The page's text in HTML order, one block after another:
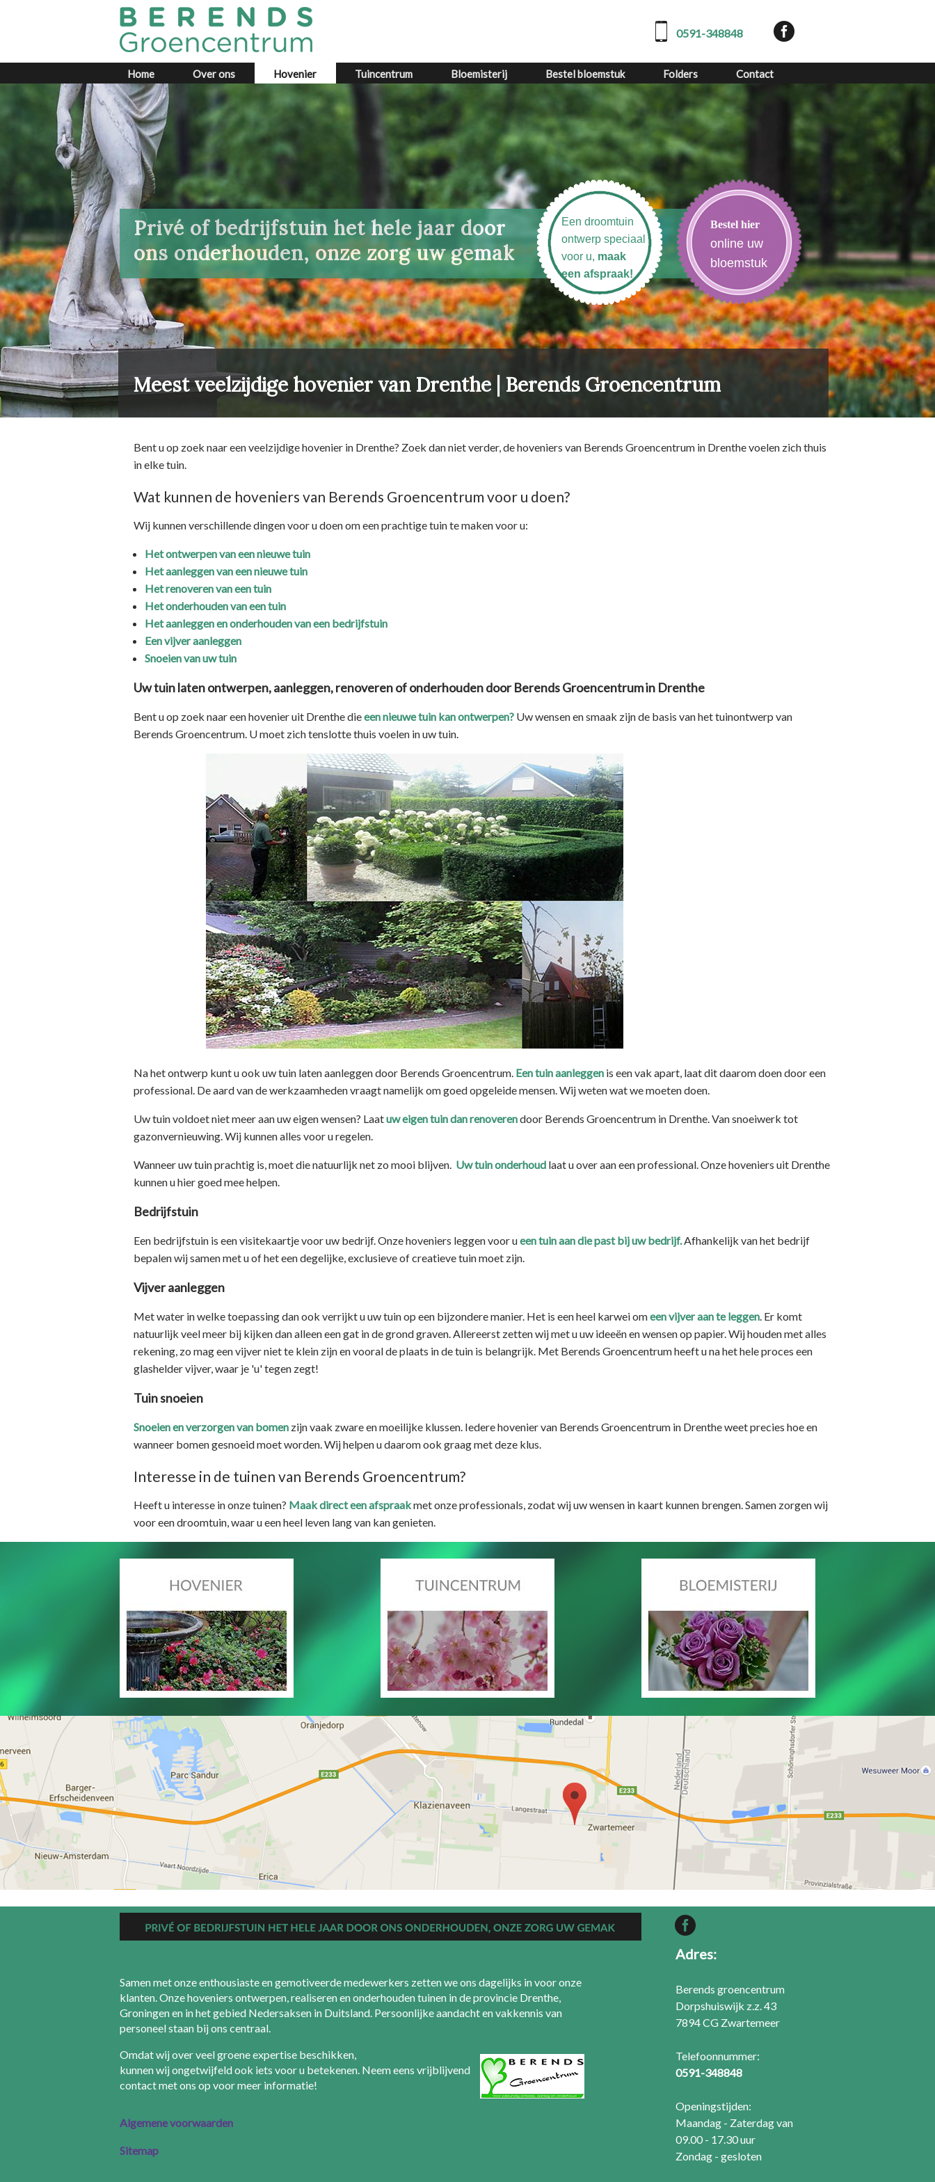
Home Over ons Hovenier Tuincentrum Bloemisterij Bestel bloemstuk Folders Contact
Meest veelzijdige hovenier van Drenthe | Berends Groencentrum
Bent u op zoek naar een veelzijdige hovenier in Drenthe? Zoek dan niet verder, de hoveniers van Berends Groencentrum in Drenthe voelen zich thuis
in elke tuin.
Wat kunnen de hoveniers van Berends Groencentrum voor u doen?
Wij kunnen verschillende dingen voor u doen om een prachtige tuin te maken voor u:
Het ontwerpen van een nieuwe tuin
Het aanleggen van een nieuwe tuin
Het renoveren van een tuin
Het onderhouden van een tuin
Het aanleggen en onderhouden van een bedrijfstuin
Een vijver aanleggen
Snoeien van uw tuin
Uw tuin laten ontwerpen, aanleggen, renoveren of onderhouden door Berends Groencentrum in Drenthe
Bent u op zoek naar een hovenier uit Drenthe dieeen nieuwe tuin kan ontwerpen? Uw wensen en smaak zijn de basis van het tuinontwerp van
Berends Groencentrum. U moet zich tenslotte thuis voelen in uw tuin.
Na het ontwerp kunt u ook uw tuin laten aanleggen door Berends Groencentrum. Een tuin aanleggen is een vak apart, laat dit daarom doen door een
professional. De aard van de werkzaamheden vraagt namelijk om goed opgeleide mensen. Wij weten wat we moeten doen.
Uw tuin voldoet niet meer aan uw eigen wensen? Laatuw eigen tuin dan renoverendoor Berends Groencentrum in Drenthe. Van snoeiwerk tot
gazonvernieuwing. Wij kunnen alles voor u regelen.
Wanneer uw tuin prachtig is, moet die natuurlijk net zo mooi blijven. Uw tuin onderhoud laat u over aan een professional. Onze hoveniers uit Drenthe
kunnen u hier goed mee helpen.
Bedrijfstuin
Een bedrijfstuin is een visitekaartje voor uw bedrijf. Onze hoveniers leggen voor ueen tuin aan die past bij uw bedrijf.Afhankelijk van het bedrijf
bepalen wij samen met u of het een degelijke, exclusieve of creatieve tuin moet zijn.
Vijver aanleggen
Met water in welke toepassing dan ook verrijkt u uw tuin op een bijzondere manier. Het is een heel karwei omeen vijver aan te leggen. Er komt
natuurlijk veel meer bij kijken dan alleen een gat in de grond graven. Allereerst zetten wij met u uw ideeën en wensen op papier. Wij houden met alles
rekening, zo mag een vijver niet te klein zijn en vooral de plaats in de tuin is belangrijk. Met Berends Groencentrum heeft u na het hele proces een
glashelder vijver, waar je 'u' tegen zegt!
Tuin snoeien
Snoeien en verzorgen van bomen zijn vaak zware en moeilijke klussen. Iedere hovenier van Berends Groencentrum in Drenthe weet precies hoe en
wanneer bomen gesnoeid moet worden. Wij helpen u daarom ook graag met deze klus.
Interesse in de tuinen van Berends Groencentrum?
Heeft u interesse in onze tuinen? Maak direct een afspraakmet onze professionals, zodat wij uw wensen in kaart kunnen brengen. Samen zorgen wij
voor een droomtuin, waar u een heel leven lang van kan genieten.
Privé of bedrijfstuin het hele jaar door
ons onderhouden, onze zorg uw gemak
Adres:
Berends groencentrum
Dorpshuiswijk z.z. 43
7894 CG Zwartemeer
Telefoonnummer:
0591-348848
Openingstijden:
Maandag - Zaterdag van
09.00 - 17.30 uur
Zondag - gesloten
0591-348848
Samen met onze enthousiaste en gemotiveerde medewerkers zetten we ons dagelijks in voor onze
klanten. Onze hoveniers ontwerpen, realiseren en onderhouden tuinen in de provincie Drenthe,
Groningen en in het gebied Nedersaksen in Duitsland. Persoonlijke aandacht en vakkennis van
personeel staan bij ons centraal.
Omdat wij over veel groene expertise beschikken,
kunnen wij ongetwijfeld ook iets voor u betekenen. Neem eens vrijblijvend
contact met ons op voor meer informatie!
Algemene voorwaarden
Sitemap
Een droomtuin
ontwerp speciaal
voor u, maak
een afspraak!
Bestel hier
online uw
bloemstuk